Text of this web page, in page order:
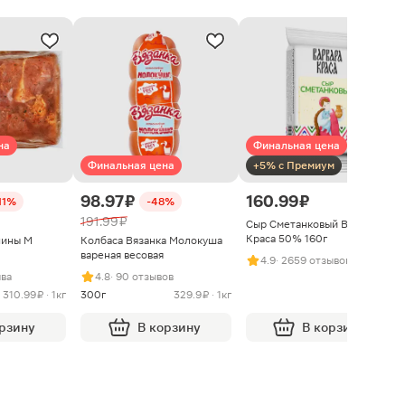
М
310.99 ₽ · 1кг
Финальная цена
98.97 ₽ -48%
191.99 ₽
Колбаса Вязанка Молокуша
вареная весовая
4.8· 90 отзывов
300г
329.9 ₽ · 1кг
В корзину
Финальная цена
+5% с Премиум
160.99 ₽
Сыр Сметанковый Варвара
Краса 50% 160г
4.9· 2659 отзывов
В корзину